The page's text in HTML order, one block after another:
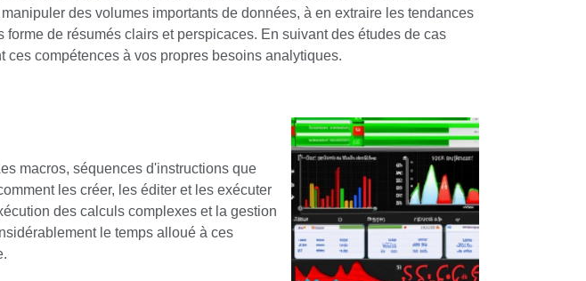
des volumes importants de données, à en extraire les tendances
de résumés clairs et perspicaces. En suivant des études de cas
compétences à vos propres besoins analytiques.
macros, séquences d'instructions que
les créer, les éditer et les exécuter
des calculs complexes et la gestion
le temps alloué à ces